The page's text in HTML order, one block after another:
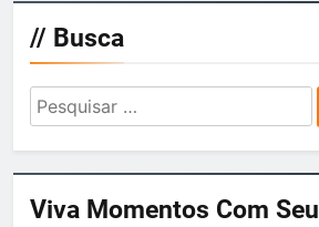
// Busca
Pesquisar
por:
Viva Momentos Com Seu